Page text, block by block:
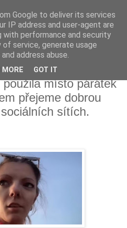
místo párátek
přejeme dobrou
sítích.
Google to deliver its services
IP address and user-agent are
with performance and security
service, generate usage
address abuse.
MORE GOT IT